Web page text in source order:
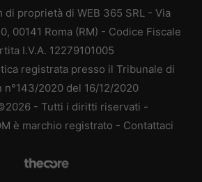
di proprietà di WEB 365 SRL - Via
00141 Roma (RM) - Codice Fiscale
I.V.A. 12279101005
registrata presso il Tribunale di
n°143/2020 del 16/12/2020
- Tutti i diritti riservati -
è marchio registrato - Contattaci